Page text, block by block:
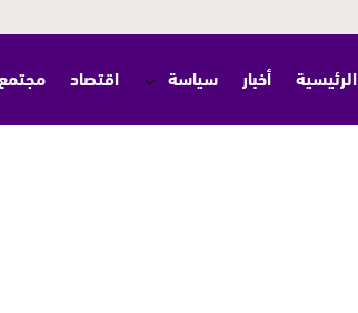
الرئيسية أخبار سياسة اقتصاد